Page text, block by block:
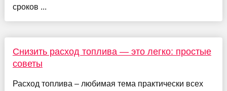
сроков ...
Снизить расход топлива — это легко: простые
советы
Расход топлива – любимая тема практически всех